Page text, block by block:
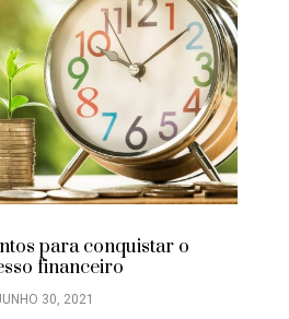
para conquistar o
financeiro
30, 2021